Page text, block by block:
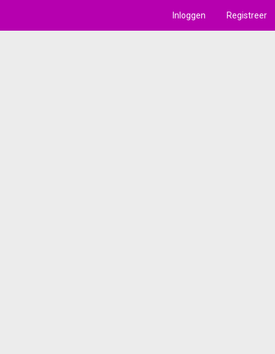
Inloggen Registreer